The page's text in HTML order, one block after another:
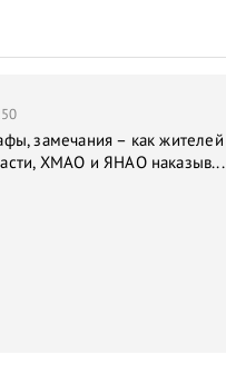
замечания – как жителей
ХМАО и ЯНАО наказыв...